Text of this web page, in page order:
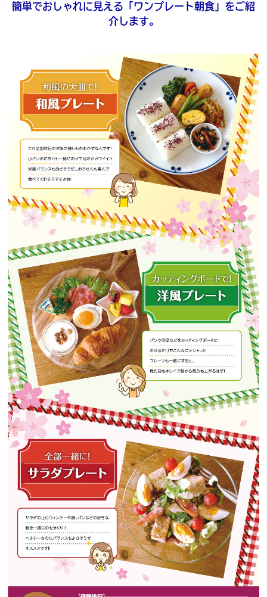
簡単でおしゃれに見える「ワンプレート朝食」をご紹
介します。